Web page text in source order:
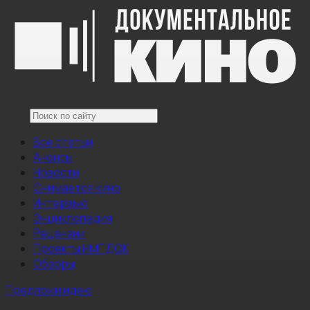
Все статьи
Анонсы
Новости
Снимается кино
Интервью
Энциклопедия
Рецензии
Проекты НМГ ДОК
Обзоры
Предложи идею